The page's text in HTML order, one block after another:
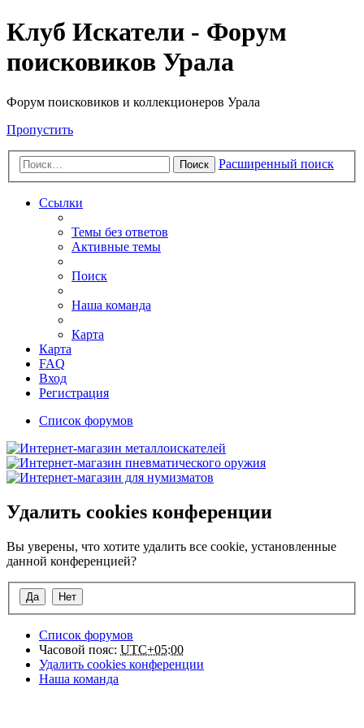
Клуб Искатели - Форум
поисковиков Урала
Форум поисковиков и коллекционеров Урала
Пропустить
Поиск Расширенный поиск
Ссылки
Темы без ответов
Активные темы
Поиск
Наша команда
Карта
Карта
FAQ
Вход
Регистрация
Список форумов
Удалить cookies конференции
Вы уверены, что хотите удалить все cookie, установленные
данной конференцией?
Список форумов
Часовой пояс: UTC+05:00
Удалить cookies конференции
Наша команда